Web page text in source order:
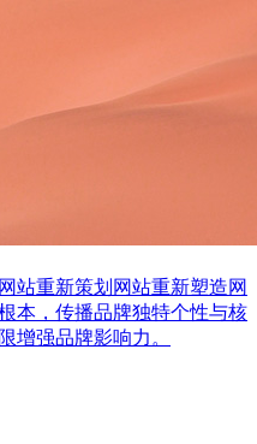
站重新策划网站重新塑造网
本，传播品牌独特个性与核
增强品牌影响力。